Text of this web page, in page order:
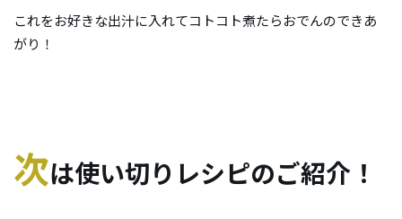
これをお好きな出汁に入れてコトコト煮たらおでんのできあ
がり！
次は使い切りレシピのご紹介！